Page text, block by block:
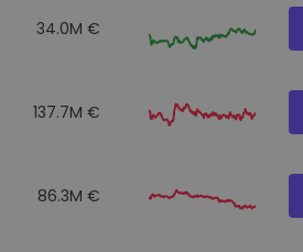
34.0M €
137.7M €
86.3M €